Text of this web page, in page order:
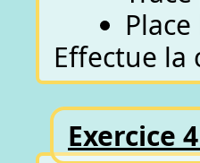
Effectue la
Exercice